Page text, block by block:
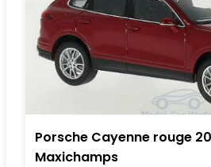
Porsche Cayenne rouge
Maxichamps